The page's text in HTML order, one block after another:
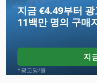
Frm D Midi
Gastl Rg 200
Hc 310
Hsc 20 Linear
지금 €4.49부터
11백만 명의 구매
지
*광고당/월